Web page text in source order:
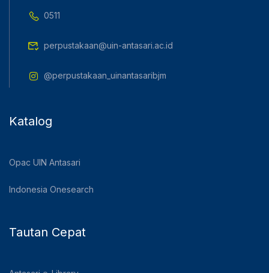
0511
perpustakaan@uin-antasari.ac.id
@perpustakaan_uinantasaribjm
Katalog
Opac UIN Antasari
Indonesia Onesearch
Tautan Cepat